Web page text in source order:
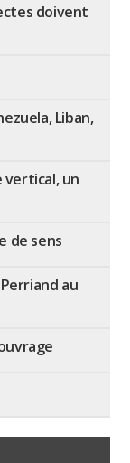
doivent
Liban,
vertical, un
de sens
au